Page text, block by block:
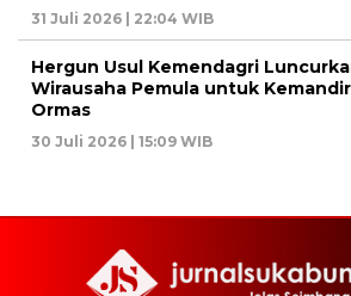
31 Juli 2026 | 22:04 WIB
Hergun Usul Kemendagri
Wirausaha Pemula untuk
Ormas
30 Juli 2026 | 15:09 WIB